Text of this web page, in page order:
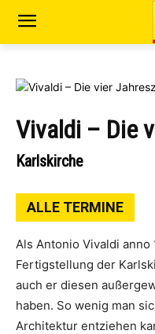
Vivaldi – Die
Karlskirche
ALLE TERMINE
Als Antonio Vivaldi anno
Fertigstellung der
auch er diesen
haben. So wenig man
Architektur entziehen